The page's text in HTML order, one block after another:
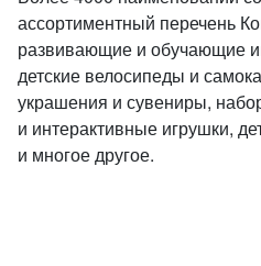
ассортиментный перечень
развивающие и обучающие
детские велосипеды и
украшения и сувениры,
и интерактивные игрушки,
и многое другое.